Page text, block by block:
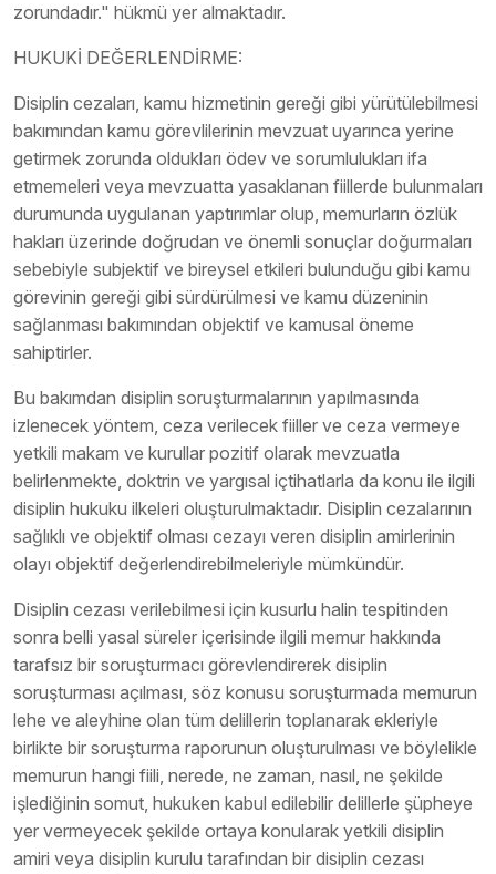
zorundadır." hükmü yer almaktadır.
HUKUKİ DEĞERLENDİRME:
Disiplin cezaları, kamu hizmetinin gereği gibi yürütülebilmesi
bakımından kamu görevlilerinin mevzuat uyarınca yerine
getirmek zorunda oldukları ödev ve sorumlulukları ifa
etmemeleri veya mevzuatta yasaklanan fiillerde bulunmaları
durumunda uygulanan yaptırımlar olup, memurların özlük
hakları üzerinde doğrudan ve önemli sonuçlar doğurmaları
sebebiyle subjektif ve bireysel etkileri bulunduğu gibi kamu
görevinin gereği gibi sürdürülmesi ve kamu düzeninin
sağlanması bakımından objektif ve kamusal öneme
sahiptirler.
Bu bakımdan disiplin soruşturmalarının yapılmasında
izlenecek yöntem, ceza verilecek fiiller ve ceza vermeye
yetkili makam ve kurullar pozitif olarak mevzuatla
belirlenmekte, doktrin ve yargısal içtihatlarla da konu ile ilgili
disiplin hukuku ilkeleri oluşturulmaktadır. Disiplin cezalarının
sağlıklı ve objektif olması cezayı veren disiplin amirlerinin
olayı objektif değerlendirebilmeleriyle mümkündür.
Disiplin cezası verilebilmesi için kusurlu halin tespitinden
sonra belli yasal süreler içerisinde ilgili memur hakkında
tarafsız bir soruşturmacı görevlendirerek disiplin
soruşturması açılması, söz konusu soruşturmada memurun
lehe ve aleyhine olan tüm delillerin toplanarak ekleriyle
birlikte bir soruşturma raporunun oluşturulması ve böylelikle
memurun hangi fiili, nerede, ne zaman, nasıl, ne şekilde
işlediğinin somut, hukuken kabul edilebilir delillerle şüpheye
yer vermeyecek şekilde ortaya konularak yetkili disiplin
amiri veya disiplin kurulu tarafından bir disiplin cezası